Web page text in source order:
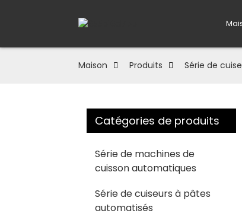
Maison Produits Série de
Catégories de produits
Série de machines de
cuisson automatiques
Série de cuiseurs à pâtes
automatisés